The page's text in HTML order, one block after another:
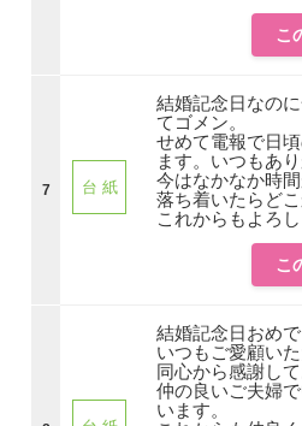
こ
7 台 紙
結婚記念日なの
てゴメン。
せめて電報で日
ます。いつもあり
今はなかなか時
落ち着いたらど
これからもよろし
こ
結婚記念日おめ
いつもご愛顧い
同心から感謝して
仲の良いご夫婦
います。